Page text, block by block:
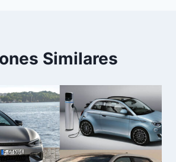
Similares